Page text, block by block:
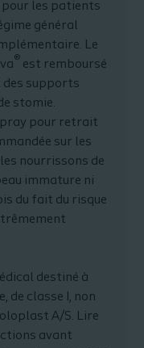
les patients
général
Le
® est remboursé
des supports
stomie.
pour retrait
sur les
nourrissons de
immature ni
du fait du risque
destiné à
de classe I, non
A/S. Lire
avant